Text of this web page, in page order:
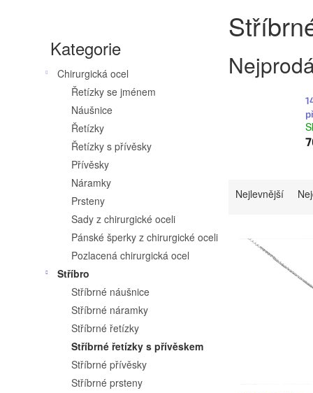
s
n
e
kategorie
Kategorie
Chirurgická ocel
Řetízky se jménem
Náušnice
Řetízky
Řetízky s přívěsky
Přívěsky
Náramky
Prsteny
Sady z chirurgické oceli
Pánské šperky z chirurgické oceli
Pozlacená chirurgická ocel
Stříbro
Stříbrné náušnice
Stříbrné náramky
Stříbrné řetízky
Stříbrné řetízky s přívěskem
Stříbrné přívěsky
Stříbrné prsteny
Ř
Nejlevnější